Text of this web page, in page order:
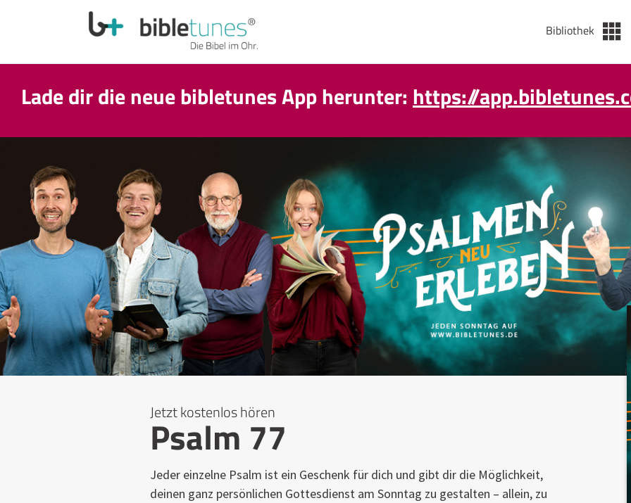
Bibliothek
Lade dir die neue bibletunes App herunter: https://
Jetzt kostenlos hören
Psalm 77
Jeder einzelne Psalm ist ein Geschenk für dich und gibt dir die Möglichkeit,
deinen ganz persönlichen Gottesdienst am Sonntag zu gestalten – allein, zu